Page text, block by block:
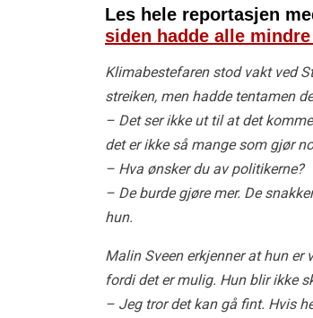
Les hele reportasjen
siden hadde alle
Klimabestefaren stod vakt ved
streiken, men hadde tentamen
– Det ser ikke ut til at det
det er ikke så mange som gjør
– Hva ønsker du av politikerne?
– De burde gjøre mer. De
hun.
Malin Sveen erkjenner at hun er
fordi det er mulig. Hun blir ikke
– Jeg tror det kan gå fint. Hvis